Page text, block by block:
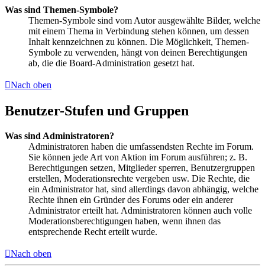
Was sind Themen-Symbole?
Themen-Symbole sind vom Autor ausgewählte Bilder, welche
mit einem Thema in Verbindung stehen können, um dessen
Inhalt kennzeichnen zu können. Die Möglichkeit, Themen-
Symbole zu verwenden, hängt von deinen Berechtigungen
ab, die die Board-Administration gesetzt hat.
Nach oben
Benutzer-Stufen und Gruppen
Was sind Administratoren?
Administratoren haben die umfassendsten Rechte im Forum.
Sie können jede Art von Aktion im Forum ausführen; z. B.
Berechtigungen setzen, Mitglieder sperren, Benutzergruppen
erstellen, Moderationsrechte vergeben usw. Die Rechte, die
ein Administrator hat, sind allerdings davon abhängig, welche
Rechte ihnen ein Gründer des Forums oder ein anderer
Administrator erteilt hat. Administratoren können auch volle
Moderationsberechtigungen haben, wenn ihnen das
entsprechende Recht erteilt wurde.
Nach oben